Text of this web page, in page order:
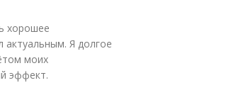
хорошее
Я долгое
моих
эффект.